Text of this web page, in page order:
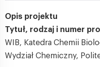
Opis projektu
Tytuł, rodzaj i numer
WIB, Katedra Chemii
Wydział Chemiczny,